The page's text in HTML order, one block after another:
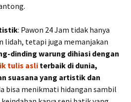
: Pawon 24 Jam tidak hanya
lidah, tetapi juga memanjakan
dinding warung dihiasi dengan
tulis asli terbaik di dunia,
suasana yang artistik dan
bisa menikmati hidangan sambil